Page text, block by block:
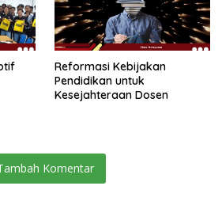
Reformasi Kebijakan
Pendidikan untuk
Kesejahteraan Dosen
Komentar